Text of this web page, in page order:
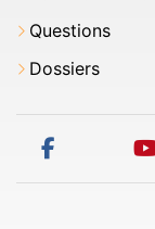
Questions
Dossiers
facebook